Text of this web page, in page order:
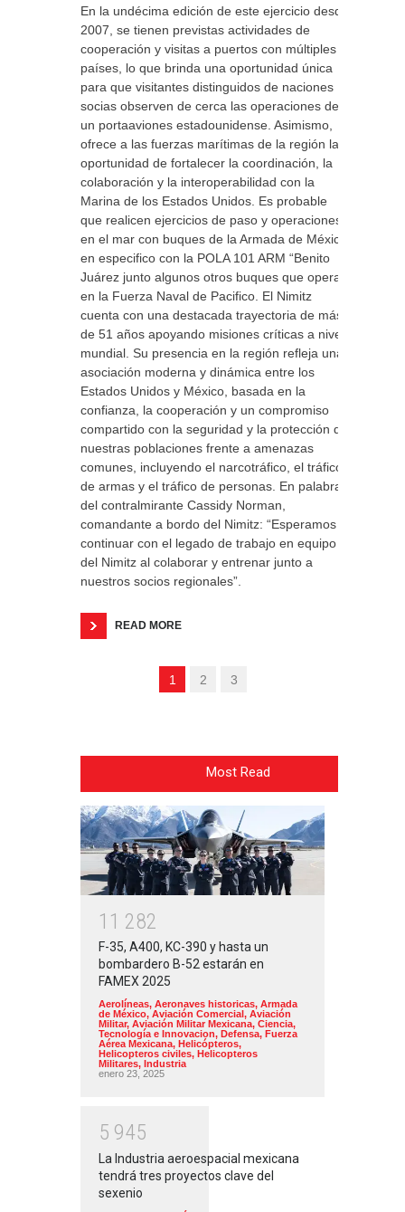
En la undécima edición de este ejercicio desde
2007, se tienen previstas actividades de
cooperación y visitas a puertos con múltiples
países, lo que brinda una oportunidad única
para que visitantes distinguidos de naciones
socias observen de cerca las operaciones de
un portaaviones estadounidense. Asimismo,
ofrece a las fuerzas marítimas de la región la
oportunidad de fortalecer la coordinación, la
colaboración y la interoperabilidad con la
Marina de los Estados Unidos. Es probable
que realicen ejercicios de paso y operaciones
en el mar con buques de la Armada de México
en especifico con la POLA 101 ARM “Benito
Juárez junto algunos otros buques que operan
en la Fuerza Naval de Pacifico. El Nimitz
cuenta con una destacada trayectoria de más
de 51 años apoyando misiones críticas a nivel
mundial. Su presencia en la región refleja una
asociación moderna y dinámica entre los
Estados Unidos y México, basada en la
confianza, la cooperación y un compromiso
compartido con la seguridad y la protección de
nuestras poblaciones frente a amenazas
comunes, incluyendo el narcotráfico, el tráfico
de armas y el tráfico de personas. En palabras
del contralmirante Cassidy Norman,
comandante a bordo del Nimitz: “Esperamos
continuar con el legado de trabajo en equipo
del Nimitz al colaborar y entrenar junto a
nuestros socios regionales”.
READ MORE
1 2 3
Most Read
1 1 282
F-35, A400, KC-390 y hasta un
bombardero B-52 estarán en
FAMEX 2025
Aerolíneas, Aeronaves historicas, Armada
de México, Aviación Comercial, Aviación
Militar, Aviación Militar Mexicana, Ciencia,
Tecnología e Innovacion, Defensa, Fuerza
Aérea Mexicana, Helicópteros,
Helicopteros civiles, Helicopteros
Militares, Industria
enero 23, 2025
5 945
La Industria aeroespacial mexicana
tendrá tres proyectos clave del
sexenio